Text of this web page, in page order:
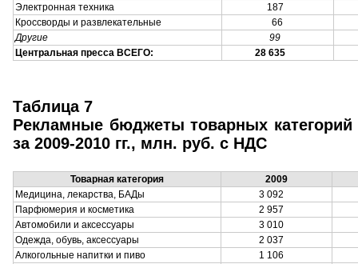
Электронная техника
187
Кроссворды и развлекательные
66
Другие
99
Центральная пресса ВСЕГО:
28 635
Таблица 7
Рекламные бюджеты товарных категорий
за 2009-2010 гг., млн. руб. с НДС
Товарная категория
2009
Медицина, лекарства, БАДы
3 092
Парфюмерия и косметика
2 957
Автомобили и аксессуары
3 010
Одежда, обувь, аксессуары
2 037
Алкогольные напитки и пиво
1 106